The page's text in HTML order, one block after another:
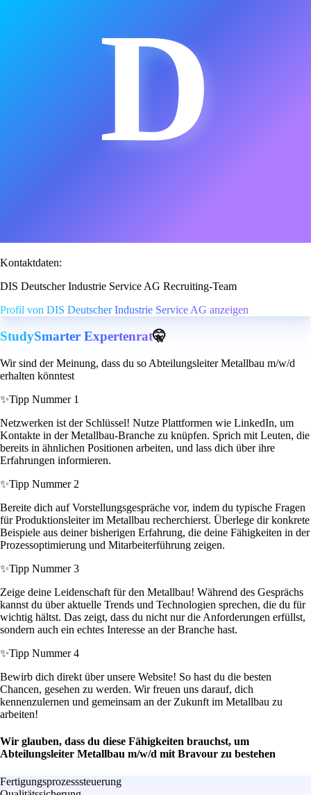
D
Kontaktdaten:
DIS Deutscher Industrie Service AG Recruiting-Team
Profil von DIS Deutscher Industrie Service AG anzeigen
StudySmarter Expertenrat🤫
Wir sind der Meinung, dass du so Abteilungsleiter Metallbau m/w/d
erhalten könntest
✨Tipp Nummer 1
Netzwerken ist der Schlüssel! Nutze Plattformen wie LinkedIn, um
Kontakte in der Metallbau-Branche zu knüpfen. Sprich mit Leuten, die
bereits in ähnlichen Positionen arbeiten, und lass dich über ihre
Erfahrungen informieren.
✨Tipp Nummer 2
Bereite dich auf Vorstellungsgespräche vor, indem du typische Fragen
für Produktionsleiter im Metallbau recherchierst. Überlege dir konkrete
Beispiele aus deiner bisherigen Erfahrung, die deine Fähigkeiten in der
Prozessoptimierung und Mitarbeiterführung zeigen.
✨Tipp Nummer 3
Zeige deine Leidenschaft für den Metallbau! Während des Gesprächs
kannst du über aktuelle Trends und Technologien sprechen, die du für
wichtig hältst. Das zeigt, dass du nicht nur die Anforderungen erfüllst,
sondern auch ein echtes Interesse an der Branche hast.
✨Tipp Nummer 4
Bewirb dich direkt über unsere Website! So hast du die besten
Chancen, gesehen zu werden. Wir freuen uns darauf, dich
kennenzulernen und gemeinsam an der Zukunft im Metallbau zu
arbeiten!
Wir glauben, dass du diese Fähigkeiten brauchst, um
Abteilungsleiter Metallbau m/w/d mit Bravour zu bestehen
Fertigungsprozesssteuerung